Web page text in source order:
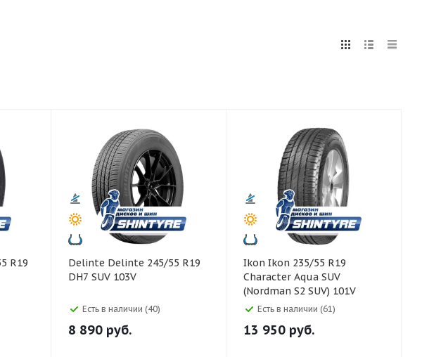
Delinte Delinte 245/55 R19
DH7 SUV 103V
Есть в наличии (40)
8 890 руб.
Ikon Ikon 235/55 R19
Character Aqua SUV
(Nordman S2 SUV) 101V
Есть в наличии (61)
13 950 руб.